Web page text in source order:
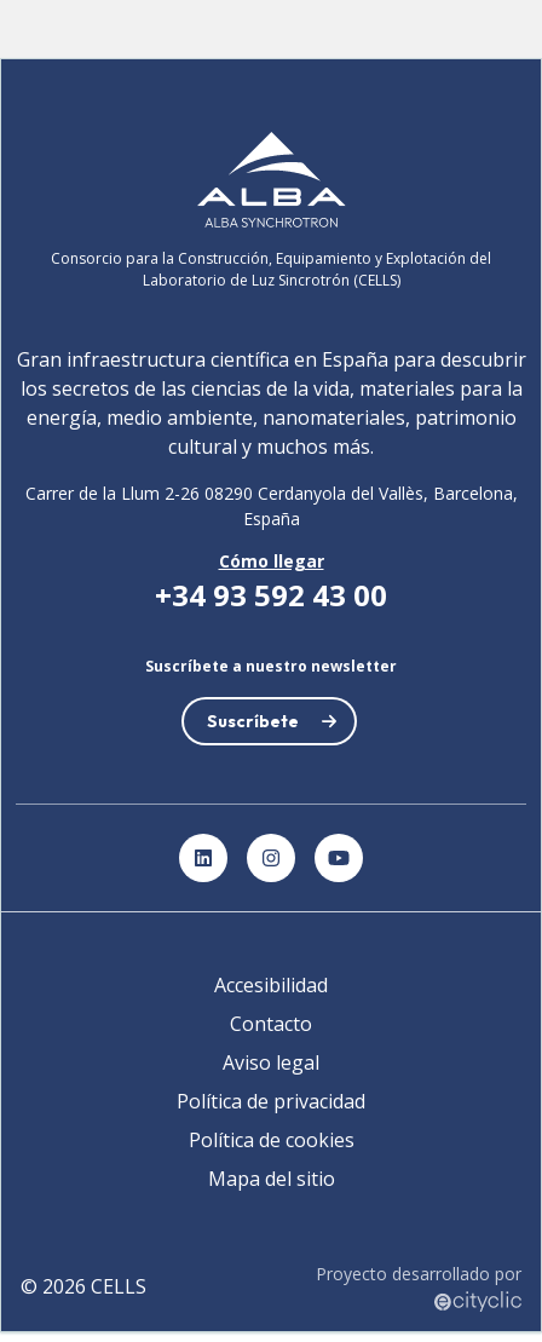
Consorcio para la Construcción, Equipamiento y Explotación del
Laboratorio de Luz Sincrotrón (CELLS)
Gran infraestructura científica en España para descubrir
los secretos de las ciencias de la vida, materiales para la
energía, medio ambiente, nanomateriales, patrimonio
cultural y muchos más.
Carrer de la Llum 2-26 08290 Cerdanyola del Vallès, Barcelona,
España
Cómo llegar
+34 93 592 43 00
Suscríbete a nuestro newsletter
Suscríbete
LinkedInInstagramYouTube
Accesibilidad
Contacto
Aviso legal
Política de privacidad
Política de cookies
Mapa del sitio
© 2026 CELLS Proyecto desarrollado por